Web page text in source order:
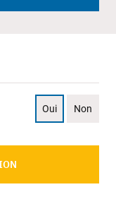
Oui Non